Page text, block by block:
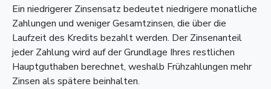
Ein niedrigerer Zinsensatz bedeutet niedrigere monatliche
Zahlungen und weniger Gesamtzinsen, die über die
Laufzeit des Kredits bezahlt werden. Der Zinsenanteil
jeder Zahlung wird auf der Grundlage Ihres restlichen
Hauptguthaben berechnet, weshalb Frühzahlungen mehr
Zinsen als spätere beinhalten.